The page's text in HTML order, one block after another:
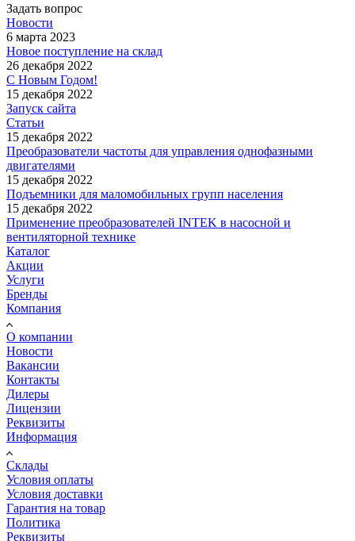
Задать вопрос
Новости
6 марта 2023
Новое поступление на склад
26 декабря 2022
С Новым Годом!
15 декабря 2022
Запуск сайта
Статьи
15 декабря 2022
Преобразователи частоты для управления однофазными
двигателями
15 декабря 2022
Подъемники для маломобильных групп населения
15 декабря 2022
Применение преобразователей INTEK в насосной и
вентиляторной технике
Каталог
Акции
Услуги
Бренды
Компания
О компании
Новости
Вакансии
Контакты
Дилеры
Лицензии
Реквизиты
Информация
Склады
Условия оплаты
Условия доставки
Гарантия на товар
Политика
Реквизиты